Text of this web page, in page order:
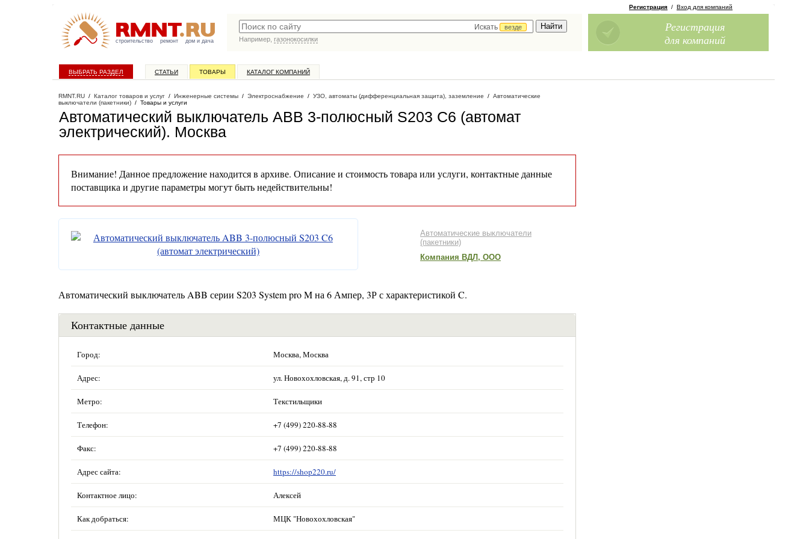
строительство ремонт дом и дача
Искать
везде
Например, газонокосилки
Регистрация / Вход для компаний
Регистрация
для компаний
ВЫБРАТЬ РАЗДЕЛ СТАТЬИ ТОВАРЫ КАТАЛОГ КОМПАНИЙ
RMNT.RU / Каталог товаров и услуг / Инженерные системы / Электроснабжение / УЗО, автоматы (дифференциальная защита), заземление / Автоматические
выключатели (пакетники) / Товары и услуги
Автоматический выключатель ABB 3-полюсный S203 C6 (автомат
электрический). Москва
Внимание! Данное предложение находится в архиве. Описание и стоимость товара или услуги, контактные данные
поставщика и другие параметры могут быть недействительны!
Автоматические выключатели
(пакетники)
Компания ВДЛ, ООО
Автоматический выключатель ABB серии S203 System pro M на 6 Ампер, 3Р с характеристикой C.
Контактные данные
Город: Москва, Москва
Адрес: ул. Новохохловская, д. 91, стр 10
Метро: Текстильщики
Телефон: +7 (499) 220-88-88
Факс: +7 (499) 220-88-88
Адрес сайта: https://shop220.ru/
Контактное лицо: Алексей
Как добраться: МЦК "Новохохловская"